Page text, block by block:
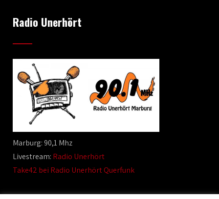
Radio Unerhört
Marburg: 90,1 Mhz
Livestream: Radio Unerhört
Take42 bei Radio Unerhört Querfunk